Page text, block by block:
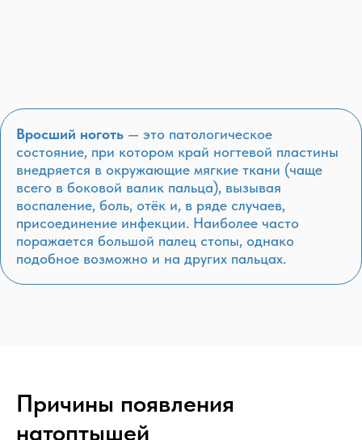
Вросший ноготь — это патологическое
состояние, при котором край ногтевой пластины
внедряется в окружающие мягкие ткани (чаще
всего в боковой валик пальца), вызывая
воспаление, боль, отёк и, в ряде случаев,
присоединение инфекции. Наиболее часто
поражается большой палец стопы, однако
подобное возможно и на других пальцах.
Причины появления
натоптышей